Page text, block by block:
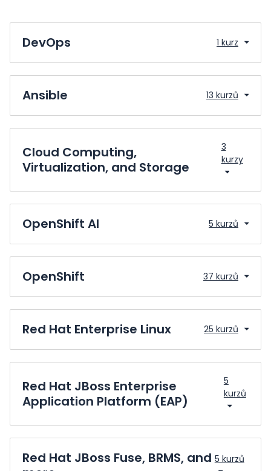
DevOps 1 kurz
Ansible 13 kurzů
Cloud Computing,
Virtualization, and Storage
3
kurzy
OpenShift AI 5 kurzů
OpenShift 37 kurzů
Red Hat Enterprise Linux 25 kurzů
Red Hat JBoss Enterprise
Application Platform (EAP)
5
kurzů
Red Hat JBoss Fuse, BRMS, and 5 kurzů